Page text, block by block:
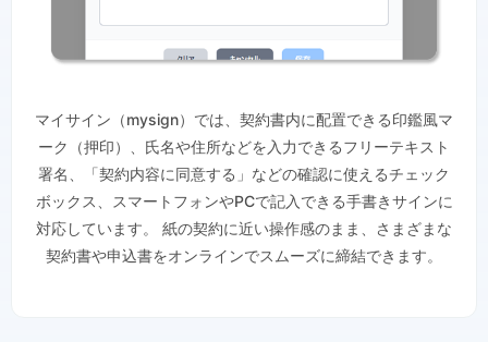
マイサイン（mysign）では、契約書内に配置できる印鑑風マ
ーク（押印）、氏名や住所などを入力できるフリーテキスト
署名、「契約内容に同意する」などの確認に使えるチェック
ボックス、スマートフォンやPCで記入できる手書きサインに
対応しています。 紙の契約に近い操作感のまま、さまざまな
契約書や申込書をオンラインでスムーズに締結できます。